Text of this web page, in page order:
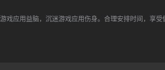
应用益脑，沉迷游戏应用伤身。合理安排时间，享受